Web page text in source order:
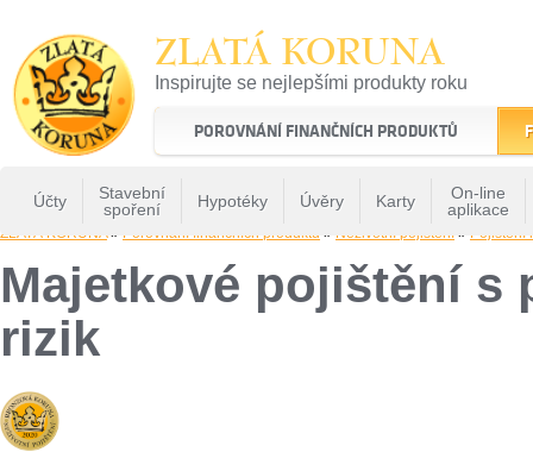
ZLATÁ KORUNA
Inspirujte se nejlepšími produkty roku
22 let tradice a kvality na finančním trhu
POROVNÁNÍ FINANČNÍCH PRODUKTŮ
Účty
Stavební
spoření
Hypotéky Úvěry Karty
On-line
aplikace
ZLATÁ KORUNA» Porovnání finančních produktů » Neživotní pojištění » Pojištění
Majetkové pojištění s
rizik